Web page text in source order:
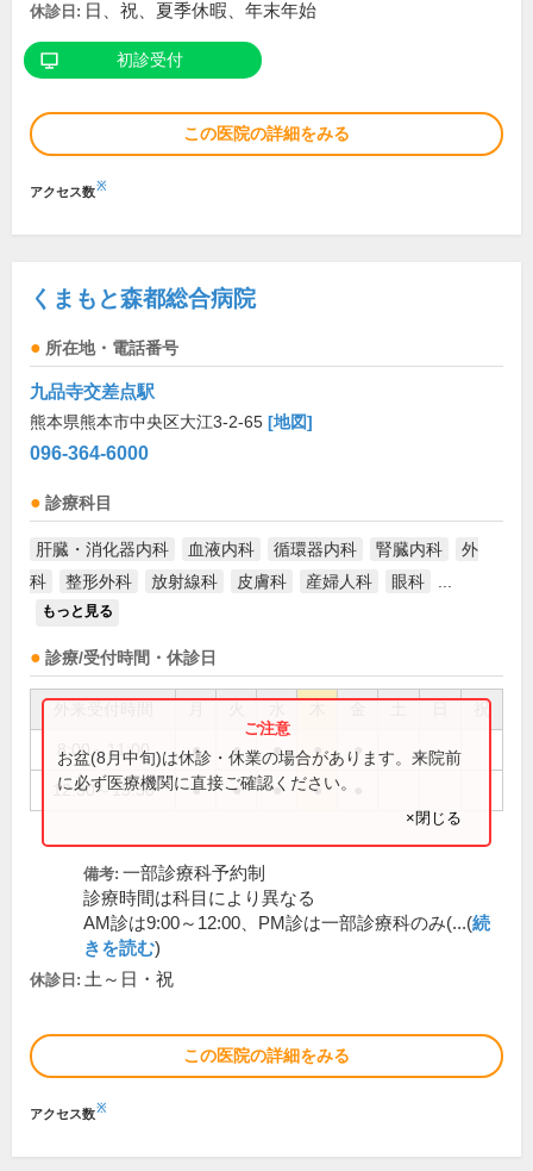
休診日: 日、祝、夏季休暇、年末年始
初診受付
この医院の詳細をみる
アクセス数※
くまもと森都総合病院
所在地・電話番号
九品寺交差点駅
熊本県熊本市中央区大江3-2-65 [地図]
096-364-6000
診療科目
肝臓・消化器内科 血液内科 循環器内科 腎臓内科
外
科
整形外科 放射線科 皮膚科 産婦人科 眼科
もっと見る
診療/受付時間・休診日
祝
8:00～11:00 ● ● ● ● ●
12:30～15:30 ● ● ● ●
お盆(8月中旬)は休診・休業の場合があります。来院前
に必ず医療機関に直接ご確認ください。
×閉じる
備考: 一部診療科予約制
診療時間は科目により異なる
AM診は9:00～12:00、PM診は一部診療科のみ(...(続
きを読む)
休診日: 土～日・祝
この医院の詳細をみる
アクセス数※